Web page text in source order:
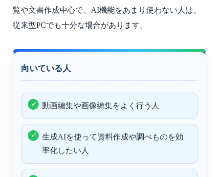
覧や文書作成中心で、AI機能をあまり使わない人は、
従来型PCでも十分な場合があります。
向いている人
動画編集や画像編集をよく行う人
生成AIを使って資料作成や調べものを効
率化したい人